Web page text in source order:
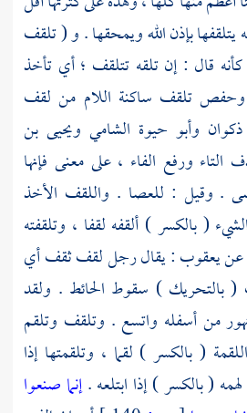
يتلقفها بإذن الله ويمحقها . و ( تلقف
قال : إن تلقه تتلقف ؛ أي تأخذ
وحفصتلقف ساكنة اللام من لقف
وأبو حيوة الشامي ويحيى بن
ورفع الفاء ، على معنى فإنها
. وقيل : للعصا . واللقف الأخذ
( بالكسر ) ألقفه لقفا ، وتلقفته
عنيعقوب: يقال رجل لقف ثقف أي
) سقوط الحائط . ولقد
من أسفله واتسع . وتلقف وتلقم
( بالكسر ) لقما ، وتلقمتها إذا
( بالكسر ) إذا ابتلعه .إنما صنعوا